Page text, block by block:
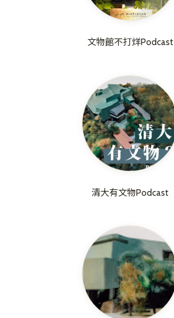
文物館不打烊Podcast
清大有文物Podcast